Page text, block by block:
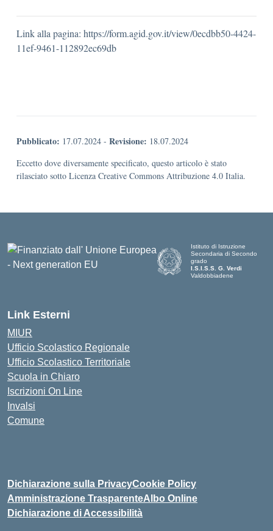
Link alla pagina: https://form.agid.gov.it/view/0ecdbb50-4424-
11ef-9461-112892ec69db
Pubblicato: 17.07.2024 - Revisione: 18.07.2024
Eccetto dove diversamente specificato, questo articolo è stato
rilasciato sotto Licenza Creative Commons Attribuzione 4.0 Italia.
Istituto di Istruzione
Secondaria di Secondo
grado
I.S.I.S.S. G. Verdi
Valdobbiadene
Link Esterni
MIUR
Ufficio Scolastico Regionale
Ufficio Scolastico Territoriale
Scuola in Chiaro
Iscrizioni On Line
Invalsi
Comune
Dichiarazione sulla PrivacyCookie Policy
Amministrazione TrasparenteAlbo Online
Dichiarazione di Accessibilità